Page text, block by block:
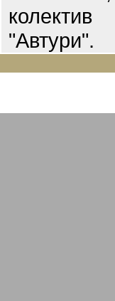
колектив
"Автури".